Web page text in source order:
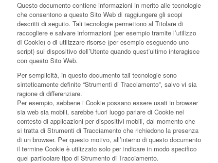
Questo documento contiene informazioni in merito alle tecnologie
che consentono a questo Sito Web di raggiungere gli scopi
descritti di seguito. Tali tecnologie permettono al Titolare di
raccogliere e salvare informazioni (per esempio tramite l’utilizzo
di Cookie) o di utilizzare risorse (per esempio eseguendo uno
script) sul dispositivo dell’Utente quando quest’ultimo interagisce
con questo Sito Web.
Per semplicità, in questo documento tali tecnologie sono
sinteticamente definite “Strumenti di Tracciamento”, salvo vi sia
ragione di differenziare.
Per esempio, sebbene i Cookie possano essere usati in browser
sia web sia mobili, sarebbe fuori luogo parlare di Cookie nel
contesto di applicazioni per dispositivi mobili, dal momento che
si tratta di Strumenti di Tracciamento che richiedono la presenza
di un browser. Per questo motivo, all’interno di questo documento
il termine Cookie è utilizzato solo per indicare in modo specifico
quel particolare tipo di Strumento di Tracciamento.